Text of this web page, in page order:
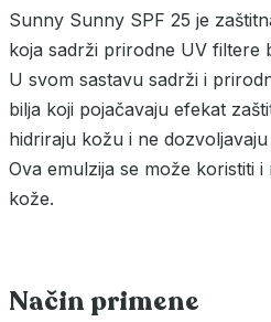
Sunny Sunny SPF 25 je
koja sadrži prirodne UV filtere
U svom sastavu sadrži i
bilja koji pojačavaju efekat
hidriraju kožu i ne
Ova emulzija se može koristiti
kože.
Način primene